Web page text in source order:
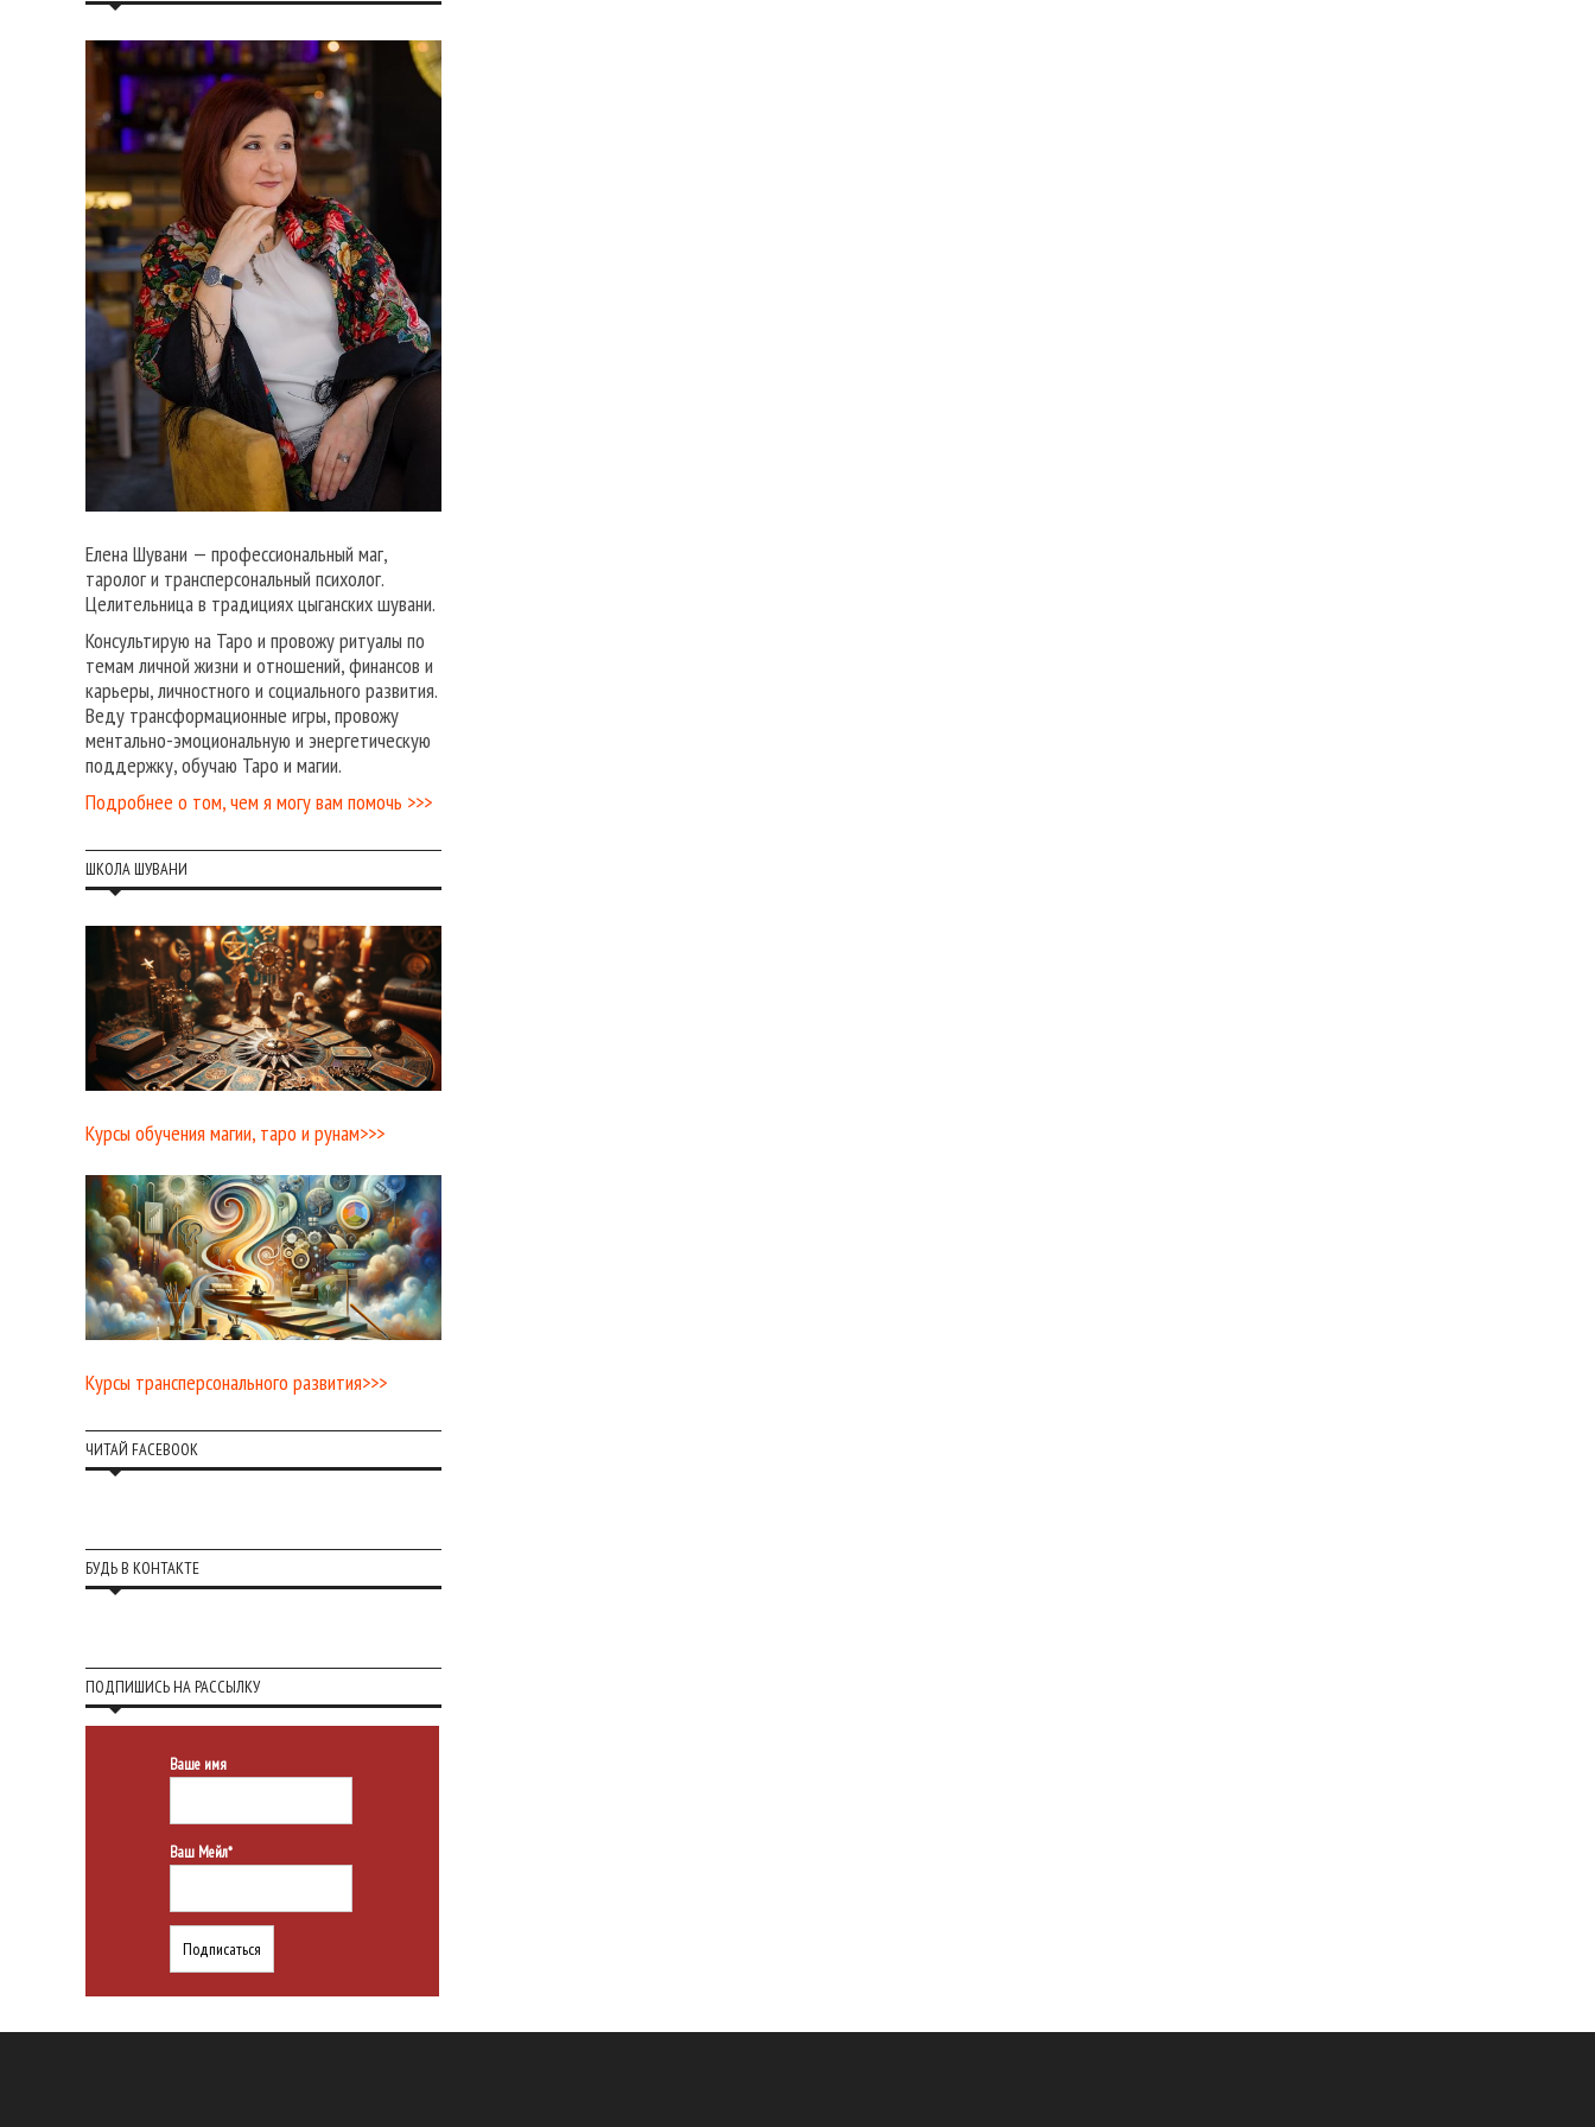
Елена Шувани — профессиональный маг,
таролог и трансперсональный психолог.
Целительница в традициях цыганских шувани.
Консультирую на Таро и провожу ритуалы по
темам личной жизни и отношений, финансов и
карьеры, личностного и социального развития.
Веду трансформационные игры, провожу
ментально-эмоциональную и энергетическую
поддержку, обучаю Таро и магии.
Подробнее о том, чем я могу вам помочь >>>
ШКОЛА ШУВАНИ
Курсы обучения магии, таро и рунам>>>
Курсы трансперсонального развития>>>
ЧИТАЙ FACEBOOK
БУДЬ В КОНТАКТЕ
ПОДПИШИСЬ НА РАССЫЛКУ
Ваше имя
Ваш Мейл*